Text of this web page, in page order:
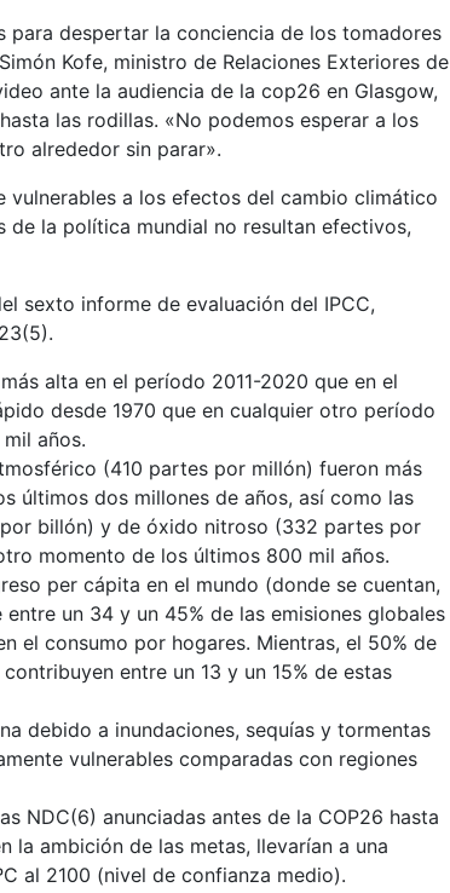
para despertar la conciencia de los tomadores
Kofe, ministro de Relaciones Exteriores de
ante la audiencia de la cop26 en Glasgow,
las rodillas. «No podemos esperar a los
alrededor sin parar».
vulnerables a los efectos del cambio climático
de la política mundial no resultan efectivos,
sexto informe de evaluación del IPCC,
alta en el período 2011-2020 que en el
desde 1970 que en cualquier otro período
años.
(410 partes por millón) fueron más
últimos dos millones de años, así como las
billón) y de óxido nitroso (332 partes por
momento de los últimos 800 mil años.
per cápita en el mundo (donde se cuentan,
un 34 y un 45% de las emisiones globales
el consumo por hogares. Mientras, el 50% de
entre un 13 y un 15% de estas
debido a inundaciones, sequías y tormentas
vulnerables comparadas con regiones
NDC(6) anunciadas antes de la COP26 hasta
la ambición de las metas, llevarían a una
al 2100 (nivel de confianza medio).